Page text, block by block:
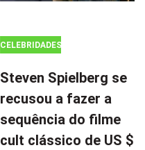
CELEBRIDADES
Steven Spielberg se
recusou a fazer a
sequência do filme
cult clássico de US $